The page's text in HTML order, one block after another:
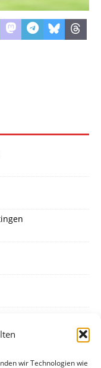
wir Technologien wie